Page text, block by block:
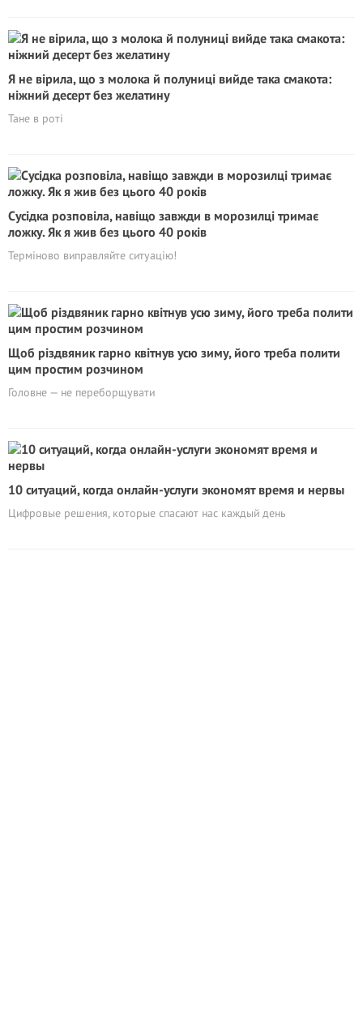
Я не вірила, що з молока й полуниці вийде така смакота:
ніжний десерт без желатину
Тане в роті
Сyciдка розповіла, навіщо завжди в морозилці тримає
ложку. Як я жив без цього 40 років
Терміново виправляйте ситуацію!
Щоб різдвяник гарно квітнув усю зиму, його треба полити
цим простим розчином
Головне — не переборщувати
10 ситуаций, когда онлайн-услуги экономят время и нервы
Цифровые решения, которые спасают нас каждый день